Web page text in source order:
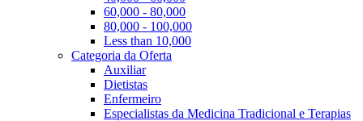
60,000 - 80,000
80,000 - 100,000
Less than 10,000
Categoria da Oferta
Auxiliar
Dietistas
Enfermeiro
Especialistas da Medicina Tradicional e Terapias